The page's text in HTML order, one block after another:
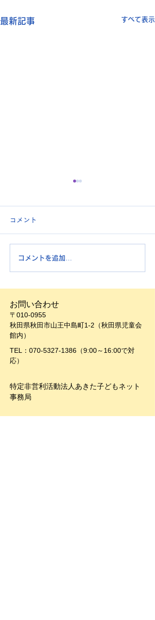
最新記事 すべて表示
お米の食事、とれていま
コメント
コメントを追加…
お問い合わせ
〒010-0955
秋田県秋田市山王中島町1-2（秋田県児童会
館内）
TEL：070-5327-1386（9:00～16:00で対
応）
特定非営利活動法人 あきた子どもネット
事務局